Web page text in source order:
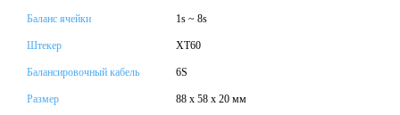
Баланс ячейки 1s ~ 8s
Штекер XT60
Балансировочный кабель 6S
Размер 88 х 58 х 20 мм